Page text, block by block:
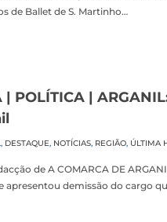
de Ballet de S. Martinho…
| POLÍTICA |
, DESTAQUE, NOTÍCIAS, REGIÃO, ÚLTIMA
de A COMARCA DE
apresentou demissão do cargo